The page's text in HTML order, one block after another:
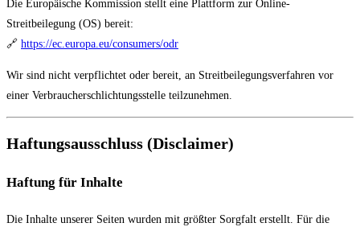
Die Europäische Kommission stellt eine Plattform zur Online-
Streitbeilegung (OS) bereit:
🔗 https://ec.europa.eu/consumers/odr
Wir sind nicht verpflichtet oder bereit, an Streitbeilegungsverfahren vor
einer Verbraucherschlichtungsstelle teilzunehmen.
Haftungsausschluss (Disclaimer)
Haftung für Inhalte
Die Inhalte unserer Seiten wurden mit größter Sorgfalt erstellt. Für die